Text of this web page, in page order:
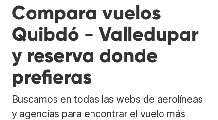
Compara vuelos
Quibdó - Valledupar
y reserva donde
prefieras
Buscamos en todas las webs de aerolíneas
y agencias para encontrar el vuelo más